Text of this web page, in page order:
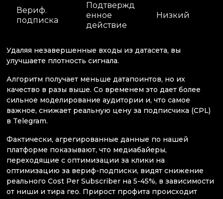
Вериф.
подписка
Подтвержд
енное
действие
Низкий
Удаляя незавершенные входы из датасета, вы
улучшаете плотность сигнала.
Алгоритм получает меньше датапоинтов, но их
качество в разы выше. Со временем это дает более
сильное моделирование аудитории и, что самое
важное, снижает реальную цену за подписчика (CPL)
в Telegram.
Фактически, агрегированные данные по нашей
платформе показывают, что медиабайеры,
переходящие с оптимизации за клики на
оптимизацию за вериф-подписки, видят снижение
реального Cost Per Subscriber на 5-45%, в зависимости
от ниши и тира гео. Прирост профита происходит